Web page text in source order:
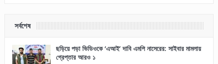
সর্বশেষ
ছড়িয়ে পড়া ভিডিওকে ‘এআই’ দাবি এমপি নাসেরের: সাইবার মামলায়
গ্রেপ্তার আরও ১